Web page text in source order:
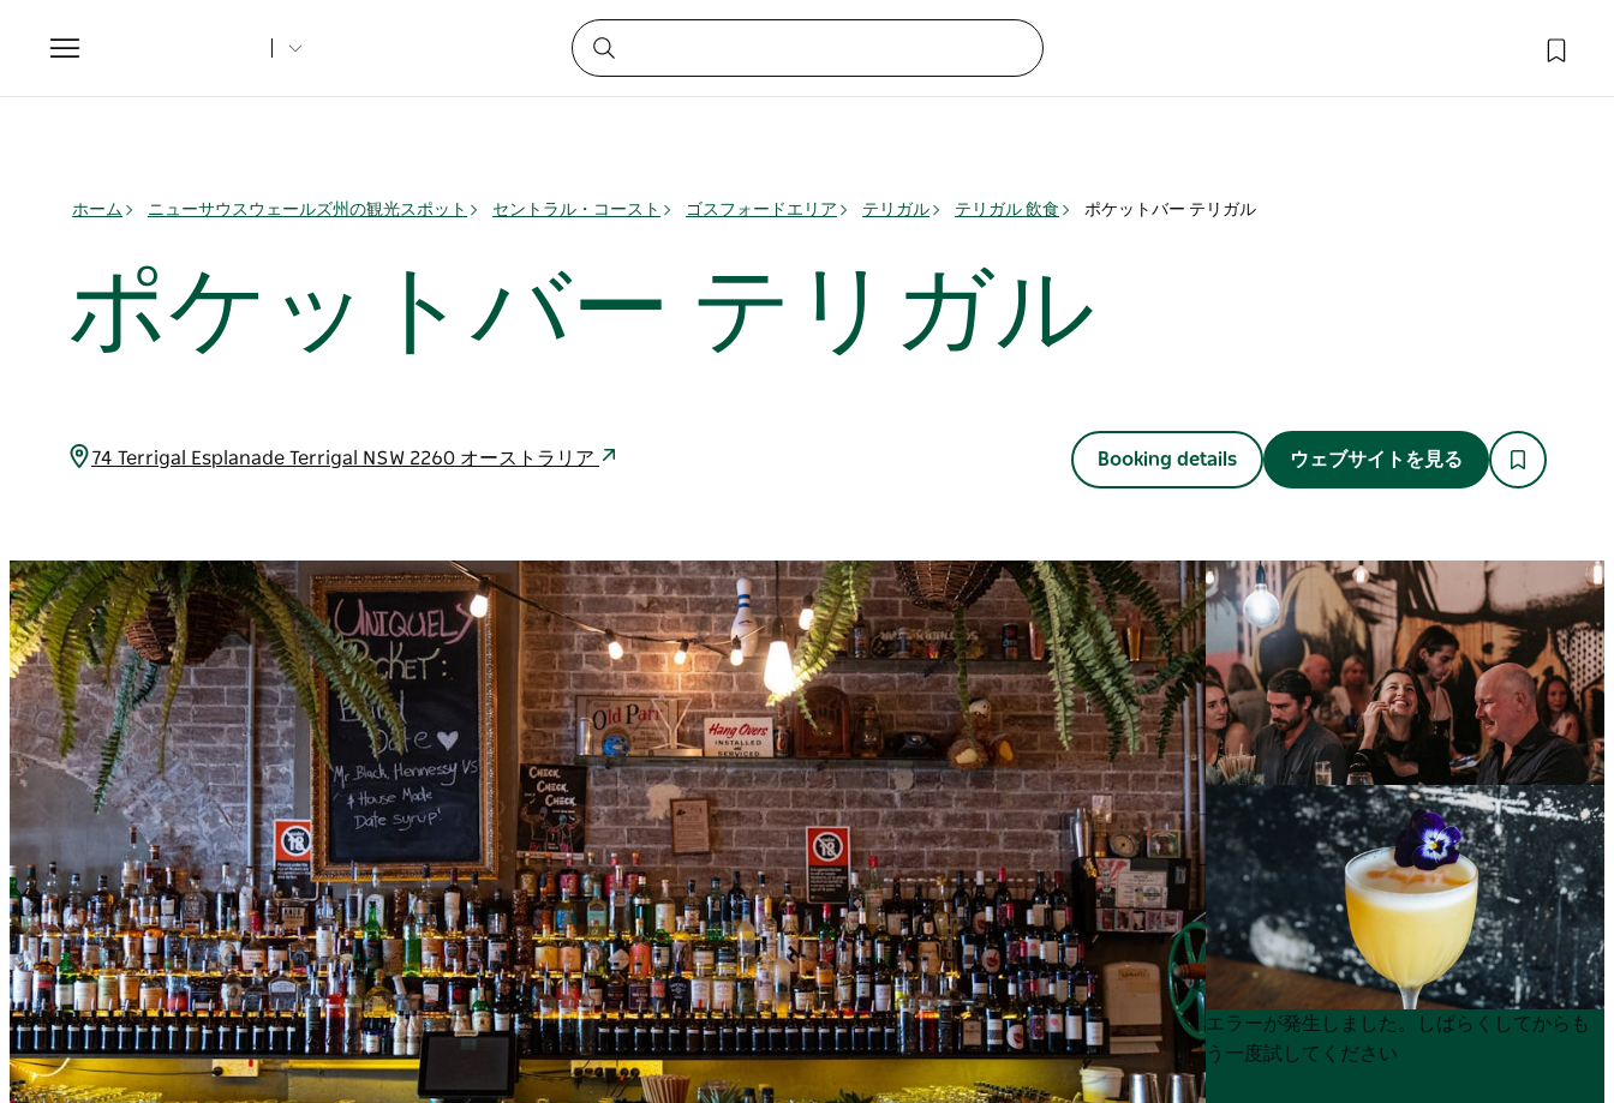
Toggle
navigation
ホーム ニューサウスウェールズ州の観光スポット セントラル・コースト ゴスフォードエリア テリガル テリガル 飲食 ポケットバー テリガル
ポケットバー テリガル
74 Terrigal Esplanade Terrigal NSW 2260 オーストラリア Booking details ウェブサイトを見る
Product
List
Product
List
エラーが発生しました。しばらくしてからも
う一度試してください